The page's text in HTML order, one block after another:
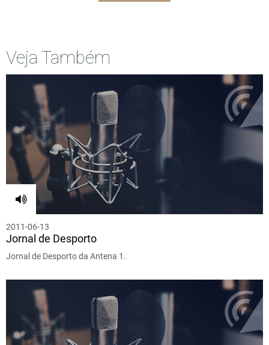
Veja Também
2011-06-13
Jornal de Desporto
Jornal de Desporto da Antena 1.